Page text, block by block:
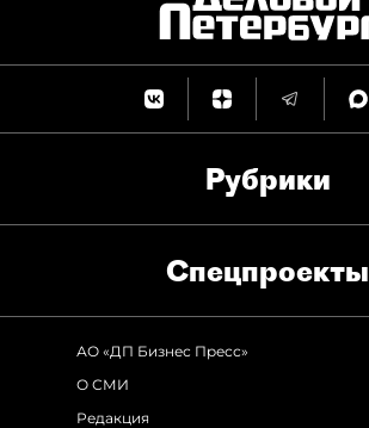
Рубрики
Спец­проекты
АО «ДП Бизнес Пресс»
О СМИ
Редакция